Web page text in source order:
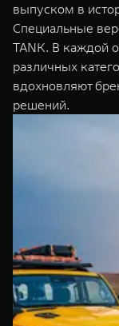
выпуском в
Специальные
TANK. В каждой
различных
вдохновляют
решений.